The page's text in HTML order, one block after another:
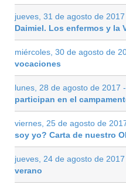
jueves, 31 de agosto de 2017
Daimiel. Los enfermos y la
miércoles, 30 de agosto de
vocaciones
lunes, 28 de agosto de 2017 -
participan en el
viernes, 25 de agosto de
soy yo? Carta de nuestro
jueves, 24 de agosto de 2017
verano